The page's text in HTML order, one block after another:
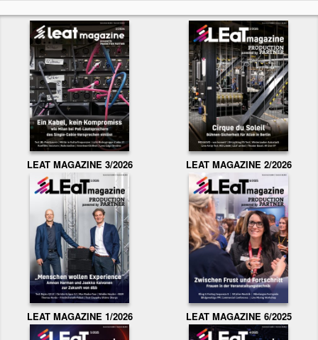
LEAT MAGAZINE 3/2026 LEAT MAGAZINE 2/2026
LEAT MAGAZINE 1/2026 LEAT MAGAZINE 6/2025